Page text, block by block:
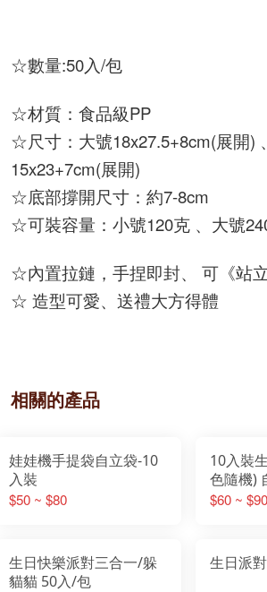
☆數量:50入/包
☆材質：食品級PP
☆尺寸：大號18x27.5+8cm(展開)
15x23+7cm(展開)
☆底部撐開尺寸：約7-8cm
☆可裝容量：小號120克 、大號
☆內置拉鏈，手捏即封、 可《站
☆ 造型可愛、送禮大方得體
相關的產品
娃娃機手提袋自立袋-10
入裝
$50 ~ $80
10入裝
色隨機)
牛軋糖
$60 ~ $90
生日快樂派對三合一/躲
貓貓 50入/包